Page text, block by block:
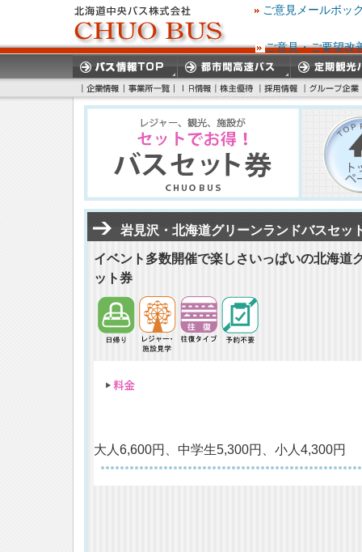
ご意見メールボッ
ご意見・ご要望改
岩見沢・北海道グリーンランドバスセッ
イベント多数開催で楽しさいっぱいの北海道
ット券
大人6,600円、中学生5,300円、小人4,300円